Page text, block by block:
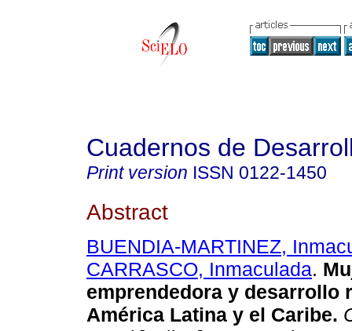
Cuadernos de
Print version ISSN 0122-1450
Abstract
BUENDIA-MARTINEZ,
CARRASCO, Inmaculada.
emprendedora y desarrollo
América Latina y el Caribe.